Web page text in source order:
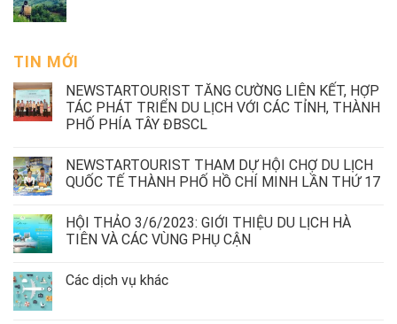
TIN MỚI
NEWSTARTOURIST TĂNG CƯỜNG LIÊN KẾT, HỢP
TÁC PHÁT TRIỂN DU LỊCH VỚI CÁC TỈNH, THÀNH
PHỐ PHÍA TÂY ĐBSCL
NEWSTARTOURIST THAM DỰ HỘI CHỢ DU LỊCH
QUỐC TẾ THÀNH PHỐ HỒ CHÍ MINH LẦN THỨ 17
HỘI THẢO 3/6/2023: GIỚI THIỆU DU LỊCH HÀ
TIÊN VÀ CÁC VÙNG PHỤ CẬN
Các dịch vụ khác